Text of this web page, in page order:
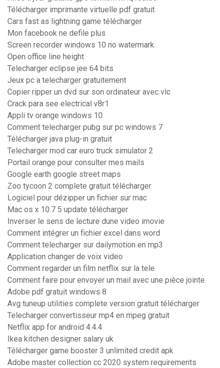
Télécharger imprimante virtuelle pdf gratuit
Cars fast as lightning game télécharger
Mon facebook ne defile plus
Screen recorder windows 10 no watermark
Open office line height
Telecharger eclipse jee 64 bits
Jeux pc a telecharger gratuitement
Copier ripper un dvd sur son ordinateur avec vlc
Crack para see electrical v8r1
Appli tv orange windows 10
Comment telecharger pubg sur pc windows 7
Télécharger java plug-in gratuit
Telecharger mod car euro truck simulator 2
Portail orange pour consulter mes mails
Google earth google street maps
Zoo tycoon 2 complete gratuit télécharger
Logiciel pour dézipper un fichier sur mac
Mac os x 10.7 5 update télécharger
Inverser le sens de lecture dune video imovie
Comment intégrer un fichier excel dans word
Comment telecharger sur dailymotion en mp3
Application changer de voix video
Comment regarder un film netflix sur la tele
Comment faire pour envoyer un mail avec une pièce jointe
Adobe pdf gratuit windows 8
Avg tuneup utilities complete version gratuit télécharger
Telecharger convertisseur mp4 en mpeg gratuit
Netflix app for android 4.4.4
Ikea kitchen designer salary uk
Télécharger game booster 3 unlimited credit apk
Adobe master collection cc 2020 system requirements